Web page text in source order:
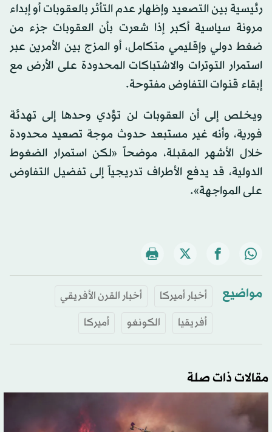
رئيسية بين التصعيد وإظهار عدم التأثر بالعقوبات أو إبداء
مرونة سياسية أكبر إذا شعرت بأن العقوبات جزء من
ضغط دولي وإقليمي متكامل، أو المزج بين الأمرين عبر
استمرار التوترات والاشتباكات المحدودة على الأرض مع
إبقاء قنوات التفاوض مفتوحة.
ويخلص إلى أن العقوبات لن تؤدي وحدها إلى تهدئة
فورية، وأنه غير مستبعد حدوث موجة تصعيد محدودة
خلال الأشهر المقبلة، موضحاً «لكن استمرار الضغوط
الدولية، قد يدفع الأطراف تدريجياً إلى تفضيل التفاوض
على المواجهة».
مواضيع أخبار أميركا
أخبار القرن الأفريقي
أفريقيا
الكونغو أميركا
مقالات ذات صلة